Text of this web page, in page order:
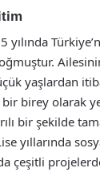
yılında
yaşlardan
bir birey olarak
bir şekilde
yıllarında
çeşitli